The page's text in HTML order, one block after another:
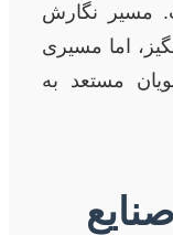
مسیر نگارش
اما مسیری
مستعد به